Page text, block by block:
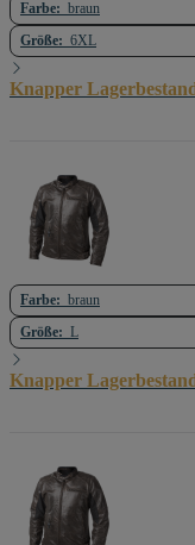
Farbe: braun
Größe: 6XL
Knapper
Farbe: braun
Größe: L
Knapper